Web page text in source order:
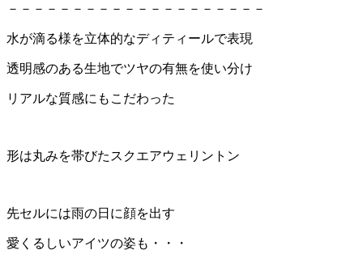
－－－－－－－－－－－－－－－－－－－－
水が滴る様を立体的なディティールで表現
透明感のある生地でツヤの有無を使い分け
リアルな質感にもこだわった
形は丸みを帯びたスクエアウェリントン
先セルには雨の日に顔を出す
愛くるしいアイツの姿も・・・